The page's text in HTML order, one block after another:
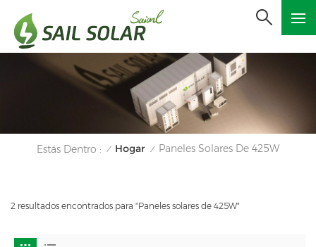
Estás Dentro : / Hogar / Paneles Solares De 425W
2 resultados encontrados para "Paneles solares de 425W"